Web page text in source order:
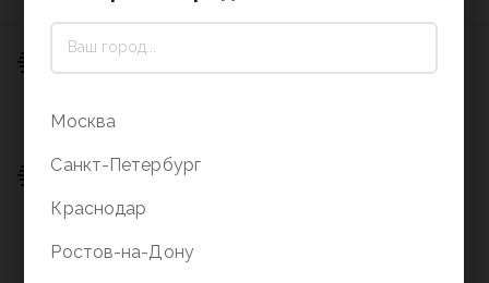
Пункт выдачи
Подробнее о доставке
Пункт выдачи
0 ₽
Подробнее о доставке
Москва
Санкт-Петербург
Краснодар
Ростов-на-Дону